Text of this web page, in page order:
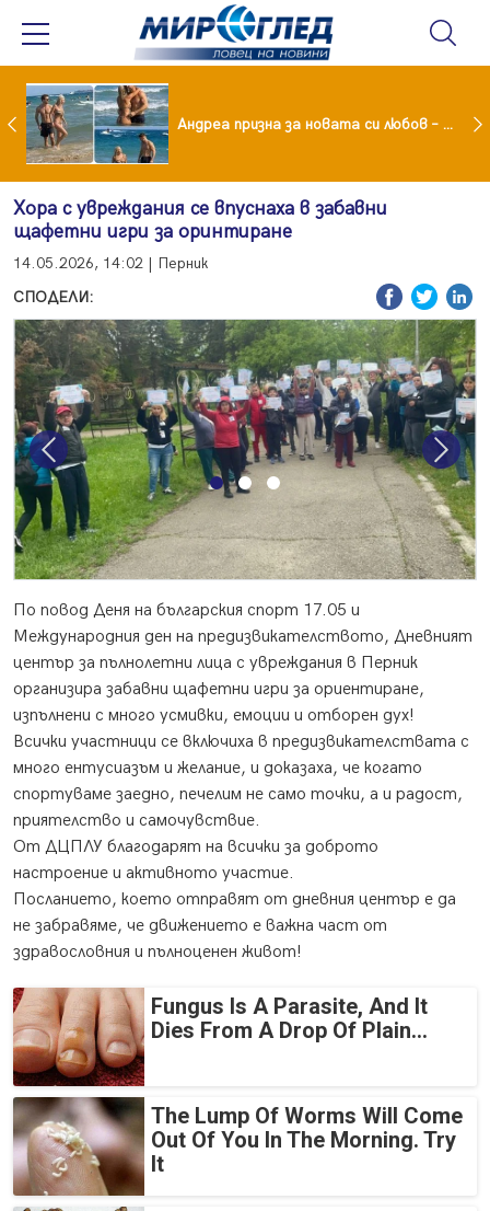
Хора с увреждания се впуснаха в забавни
щафетни игри за оринтиране
14.05.2026, 14:02 | Перник
СПОДЕЛИ:
Previous Next
По повод Деня на българския спорт 17.05 и
Международния ден на предизвикателството, Дневният
център за пълнолетни лица с увреждания в Перник
организира забавни щафетни игри за ориентиране,
изпълнени с много усмивки, емоции и отборен дух!
Всички участници се включиха в предизвикателствата с
много ентусиазъм и желание, и доказаха, че когато
спортуваме заедно, печелим не само точки, а и радост,
приятелство и самочувствие.
От ДЦПЛУ благодарят на всички за доброто
настроение и активното участие.
Посланието, което отправят от дневния център е да
не забравяме, че движението е важна част от
здравословния и пълноценен живот!
Fungus Is A Parasite, And It
Dies From A Drop Of Plain...
The Lump Of Worms Will Come
Out Of You In The Morning. Try
It